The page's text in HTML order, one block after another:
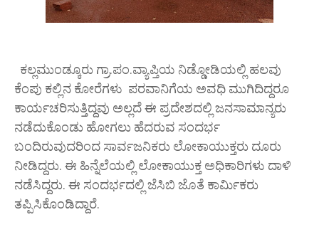
ಕಲ್ಲಮುಂಡ್ಕೂರು ಗ್ರಾ.ಪಂ.ವ್ಯಾಪ್ತಿಯ ನಿಡ್ಡೋಡಿಯಲ್ಲಿ ಹಲವು
ಕೆಂಪು ಕಲ್ಲಿನ ಕೋರೆಗಳು ಪರವಾನಿಗೆಯ ಅವಧಿ ಮುಗಿದಿದ್ದರೂ
ಕಾರ್ಯಚರಿಸುತ್ತಿದ್ದವು ಅಲ್ಲದೆ ಈ ಪ್ರದೇಶದಲ್ಲಿ ಜನಸಾಮಾನ್ಯರು
ನಡೆದುಕೊಂಡು ಹೋಗಲು ಹೆದರುವ ಸಂದರ್ಭ
ಬಂದಿರುವುದರಿಂದ ಸಾರ್ವಜನಿಕರು ಲೋಕಾಯುಕ್ತರು ದೂರು
ನೀಡಿದ್ದರು. ಈ ಹಿನ್ನೆಲೆಯಲ್ಲಿ ಲೋಕಾಯುಕ್ತ ಅಧಿಕಾರಿಗಳು ದಾಳಿ
ನಡೆಸಿದ್ದರು. ಈ ಸಂದರ್ಭದಲ್ಲಿ ಜೆಸಿಬಿ ಜೊತೆ ಕಾರ್ಮಿಕರು
ತಪ್ಪಿಸಿಕೊಂಡಿದ್ದಾರೆ.